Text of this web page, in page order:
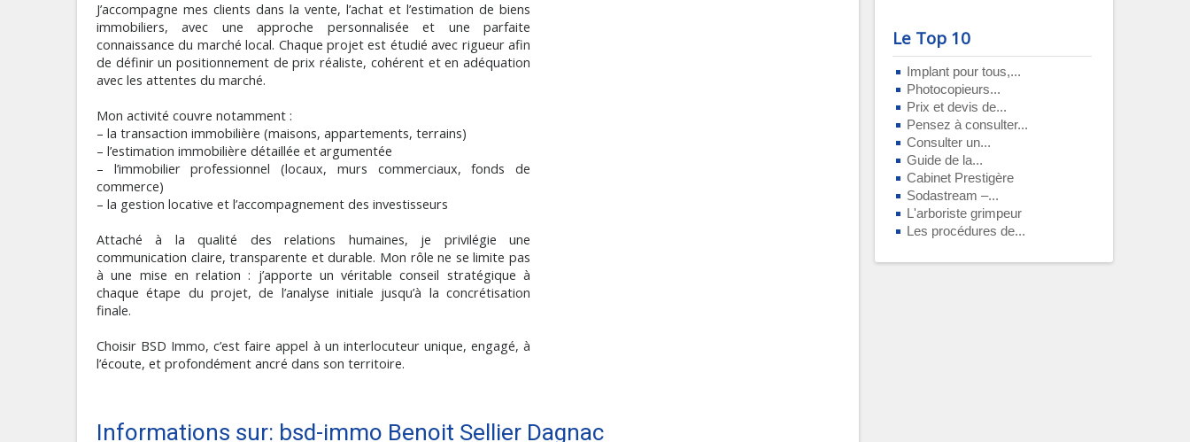
Le Top 10
Implant pour tous,...
Photocopieurs...
Prix et devis de...
Pensez à consulter...
Consulter un...
Guide de la...
Cabinet Prestigère
Sodastream –...
L'arboriste grimpeur
Les procédures de...
J’accompagne mes clients dans la vente, l’achat et l’estimation de biens
immobiliers, avec une approche personnalisée et une parfaite
connaissance du marché local. Chaque projet est étudié avec rigueur afin
de définir un positionnement de prix réaliste, cohérent et en adéquation
avec les attentes du marché.
Mon activité couvre notamment :
– la transaction immobilière (maisons, appartements, terrains)
– l’estimation immobilière détaillée et argumentée
– l’immobilier professionnel (locaux, murs commerciaux, fonds de
commerce)
– la gestion locative et l’accompagnement des investisseurs
Attaché à la qualité des relations humaines, je privilégie une
communication claire, transparente et durable. Mon rôle ne se limite pas
à une mise en relation : j’apporte un véritable conseil stratégique à
chaque étape du projet, de l’analyse initiale jusqu’à la concrétisation
finale.
Choisir BSD Immo, c’est faire appel à un interlocuteur unique, engagé, à
l’écoute, et profondément ancré dans son territoire.
Informations sur: bsd-immo Benoit Sellier Dagnac